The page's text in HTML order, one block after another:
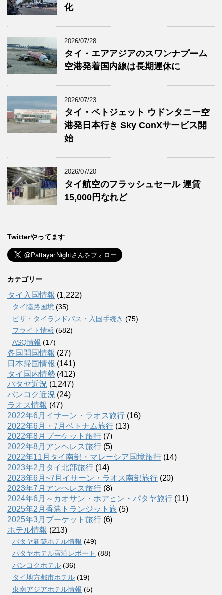
化
2026/07/28
タイ・エアアジアのスワンナプーム
空港発着国内線は長期運休に
2026/07/23
タイ・ベトジェット ウドンタニー空
港発日本行き Sky ConXサービス開
始
2026/07/20
タイ航空のフラッシュセール 運賃
15,000円なれど
Twitterやってます
カテゴリー
タイ入国情報 (1,222)
タイ陸路国境 (35)
ビザ・タイランドパス・入国手続き (75)
フライト情報 (582)
ASQ情報 (17)
各国開国情報 (27)
日本帰国情報 (141)
タイ国内情勢 (412)
パタヤ近況 (1,247)
バンコク近況 (24)
ラオス情報 (47)
2022年6月イサーン・ラオス旅行 (16)
2022年6月・7月ベトナム旅行 (13)
2022年8月プーケット旅行 (7)
2022年8月アンヘレス旅行 (5)
2022年11月タイ南部・マレーシア国境旅行 (14)
2023年2月タイ北部旅行 (14)
2023年6月~7月イサーン・ラオス南部旅行 (20)
2023年7月アンヘレス旅行 (8)
2024年6月～カオサン・ホアヒン・パタヤ旅行 (11)
2025年2月香港トランジット旅 (5)
2025年3月プーケット旅行 (6)
ホテル情報 (213)
パタヤ新築ホテル情報 (49)
パタヤホテル宿泊レポート (88)
バンコクホテル (36)
タイ地方都市ホテル (19)
東南アジアホテル情報 (5)